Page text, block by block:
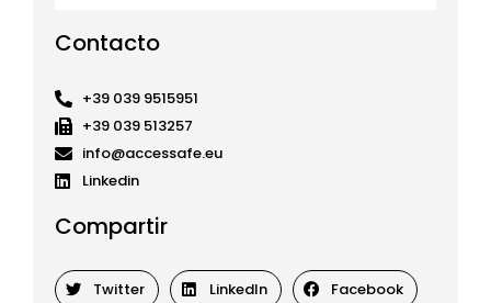
Contacto
+39 039 9515951
+39 039 513257
info@accessafe.eu
Linkedin
Compartir
Twitter LinkedIn Facebook